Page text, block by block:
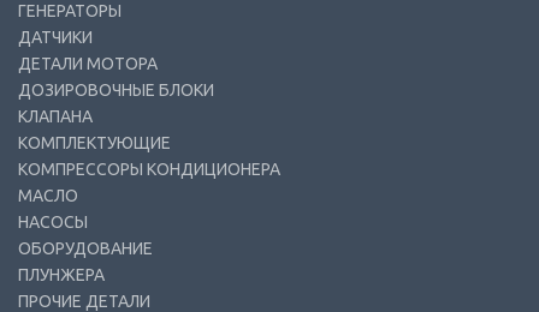
ГЕНЕРАТОРЫ
ДАТЧИКИ
ДЕТАЛИ МОТОРА
ДОЗИРОВОЧНЫЕ БЛОКИ
КЛАПАНА
КОМПЛЕКТУЮЩИЕ
КОМПРЕССОРЫ КОНДИЦИОНЕРА
МАСЛО
НАСОСЫ
ОБОРУДОВАНИЕ
ПЛУНЖЕРА
ПРОЧИЕ ДЕТАЛИ